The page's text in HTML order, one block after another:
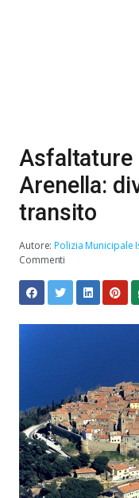
Asfaltature
Arenella:
transito
Autore:Polizia Municipale
Commenti